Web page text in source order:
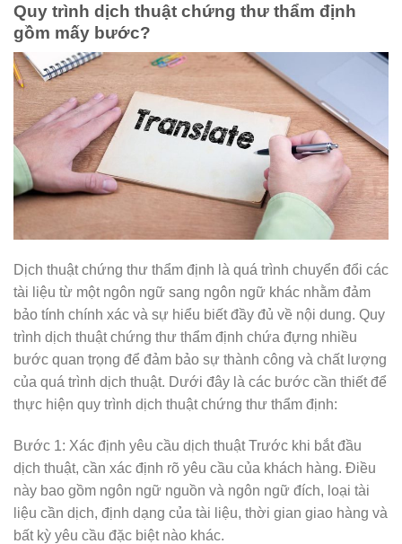
Quy trình dịch thuật chứng thư thẩm định
gồm mấy bước?
Dịch thuật chứng thư thẩm định là quá trình chuyển đổi các
tài liệu từ một ngôn ngữ sang ngôn ngữ khác nhằm đảm
bảo tính chính xác và sự hiểu biết đầy đủ về nội dung. Quy
trình dịch thuật chứng thư thẩm định chứa đựng nhiều
bước quan trọng để đảm bảo sự thành công và chất lượng
của quá trình dịch thuật. Dưới đây là các bước cần thiết để
thực hiện quy trình dịch thuật chứng thư thẩm định:
Bước 1: Xác định yêu cầu dịch thuật Trước khi bắt đầu
dịch thuật, cần xác định rõ yêu cầu của khách hàng. Điều
này bao gồm ngôn ngữ nguồn và ngôn ngữ đích, loại tài
liệu cần dịch, định dạng của tài liệu, thời gian giao hàng và
bất kỳ yêu cầu đặc biệt nào khác.